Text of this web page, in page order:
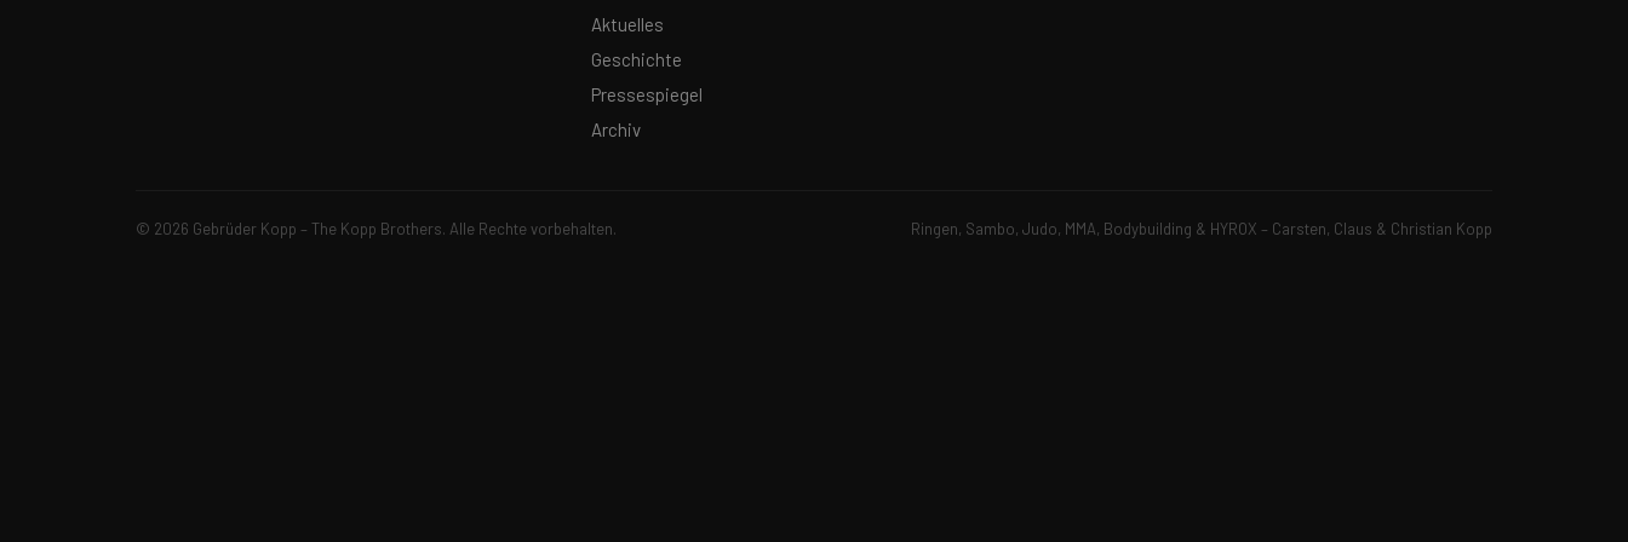
Aktuelles
Geschichte
Pressespiegel
Archiv
© 2026 Gebrüder Kopp – The Kopp Brothers. Alle Rechte vorbehalten. Ringen, Sambo, Judo, MMA, Bodybuilding & HYROX – Carsten, Claus & Christian Kopp